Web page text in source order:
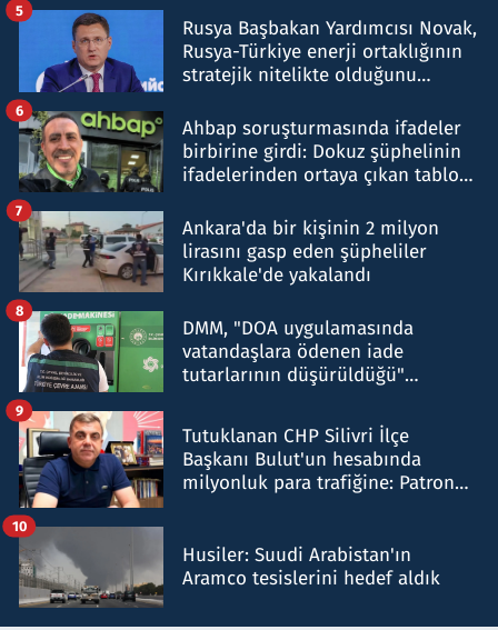
Rusya Başbakan Yardımcısı Novak,
Rusya-Türkiye enerji ortaklığının
stratejik nitelikte olduğunu
5
Ahbap soruşturmasında ifadeler
birbirine girdi: Dokuz şüphelinin
ifadelerinden ortaya çıkan tablo
6
Ankara'da bir kişinin 2 milyon
lirasını gasp eden şüpheliler
Kırıkkale'de yakalandı
7
DMM, "DOA uygulamasında
vatandaşlara ödenen iade
tutarlarının düşürüldüğü"
8
Tutuklanan CHP Silivri İlçe
Başkanı Bulut'un hesabında
milyonluk para trafiğine: Patron
9
Husiler: Suudi Arabistan'ın
Aramco tesislerini hedef aldık
10